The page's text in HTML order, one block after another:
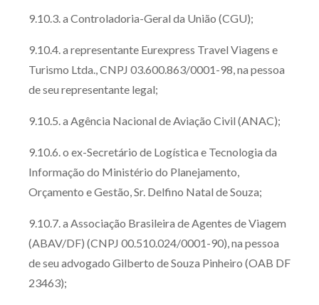
9.10.3. a Controladoria-Geral da União (CGU);
9.10.4. a representante Eurexpress Travel Viagens e
Turismo Ltda., CNPJ 03.600.863/0001-98, na pessoa
de seu representante legal;
9.10.5. a Agência Nacional de Aviação Civil (ANAC);
9.10.6. o ex-Secretário de Logística e Tecnologia da
Informação do Ministério do Planejamento,
Orçamento e Gestão, Sr. Delfino Natal de Souza;
9.10.7. a Associação Brasileira de Agentes de Viagem
(ABAV/DF) (CNPJ 00.510.024/0001-90), na pessoa
de seu advogado Gilberto de Souza Pinheiro (OAB DF
23463);